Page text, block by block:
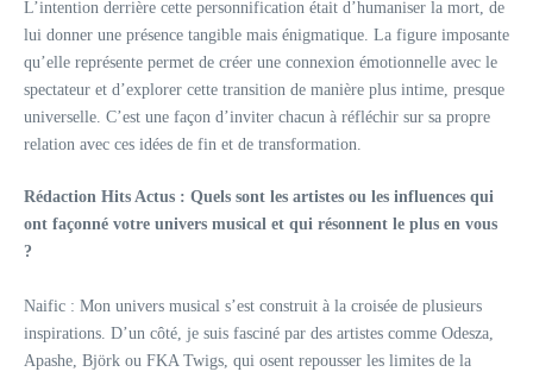
L’intention derrière cette personnification était d’humaniser la mort, de
lui donner une présence tangible mais énigmatique. La figure imposante
qu’elle représente permet de créer une connexion émotionnelle avec le
spectateur et d’explorer cette transition de manière plus intime, presque
universelle. C’est une façon d’inviter chacun à réfléchir sur sa propre
relation avec ces idées de fin et de transformation.
Rédaction Hits Actus : Quels sont les artistes ou les influences qui
ont façonné votre univers musical et qui résonnent le plus en vous
?
Naific : Mon univers musical s’est construit à la croisée de plusieurs
inspirations. D’un côté, je suis fasciné par des artistes comme Odesza,
Apashe, Björk ou FKA Twigs, qui osent repousser les limites de la